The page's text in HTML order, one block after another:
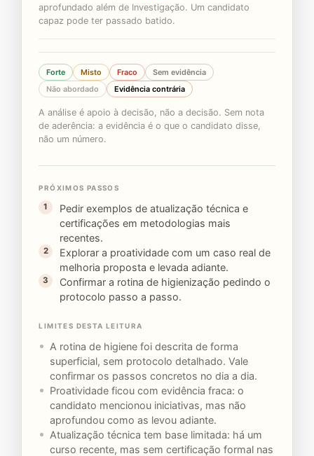
aprofundado além de Investigação. Um candidato
capaz pode ter passado batido.
Forte Misto Fraco
Sem evidência
Não abordado
Evidência contrária
A análise é apoio à decisão, não a decisão. Sem nota
de aderência: a evidência é o que o candidato disse,
não um número.
PRÓXIMOS PASSOS
Pedir exemplos de atualização técnica e
certificações em metodologias mais
recentes.
Explorar a proatividade com um caso real de
melhoria proposta e levada adiante.
Confirmar a rotina de higienização pedindo o
protocolo passo a passo.
LIMITES DESTA LEITURA
A rotina de higiene foi descrita de forma
superficial, sem protocolo detalhado. Vale
confirmar os passos concretos no dia a dia.
Proatividade ficou com evidência fraca: o
candidato mencionou iniciativas, mas não
aprofundou como as levou adiante.
Atualização técnica tem base limitada: há um
curso recente, mas sem certificação formal nas